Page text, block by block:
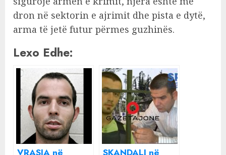
dron në sektorin e ajrimit dhe pista e dytë,
arma të jetë futur përmes guzhinës.
Lexo Edhe: